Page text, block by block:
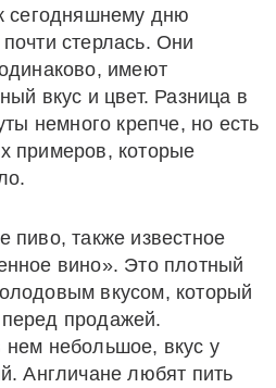
сегодняшнему дню
стерлась. Они
имеют
вкус и цвет. Разница в
немного крепче, но есть
примеров, которые
пиво, также известное
вино». Это плотный
вкусом, который
продажей.
небольшое, вкус у
Англичане любят пить